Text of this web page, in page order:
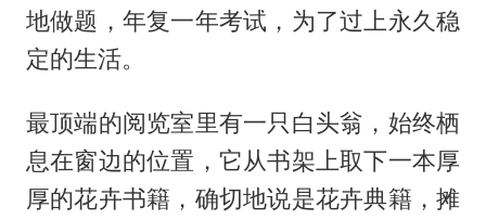
地做题，年复一年考试，为了过上永久稳
定的生活。
最顶端的阅览室里有一只白头翁，始终栖
息在窗边的位置，它从书架上取下一本厚
厚的花卉书籍，确切地说是花卉典籍，摊